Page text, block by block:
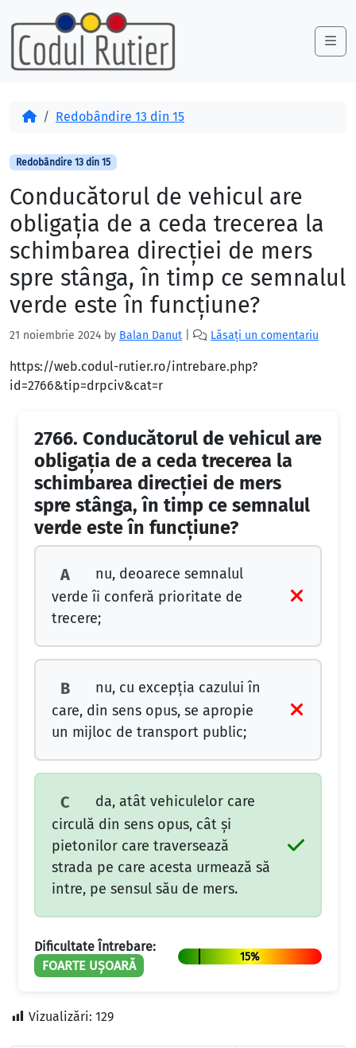
Skip to content
Skip to footer
AcasăRedobândire 13 din 15
Redobândire 13 din 15
Conducătorul de vehicul are
obligaţia de a ceda trecerea la
schimbarea direcţiei de mers
spre stânga, în timp ce semnalul
verde este în funcţiune?
21 noiembrie 2024 by Balan Danut Lăsați un comentariu
https://web.codul-rutier.ro/intrebare.php?
id=2766&tip=drpciv&cat=r
2766. Conducătorul de vehicul are
obligaţia de a ceda trecerea la
schimbarea direcţiei de mers
spre stânga, în timp ce semnalul
verde este în funcţiune?
A
nu, deoarece semnalul
verde îi conferă prioritate de
trecere;
B
nu, cu excepţia cazului în
care, din sens opus, se apropie
un mijloc de transport public;
C
da, atât vehiculelor care
circulă din sens opus, cât şi
pietonilor care traversează
strada pe care acesta urmează să
intre, pe sensul său de mers.
Dificultate Întrebare:
FOARTE UȘOARĂ
15%
Vizualizări: 129